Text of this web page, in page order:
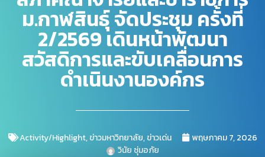
ม.กาฬสินธุ์ จัดประชุม ครั้งที่
2/2569 เดินหน้าพัฒนา
สวัสดิการและขับเคลื่อนการ
ดำเนินงานองค์กร
Activity/Highlight,ข่าวมหาวิทยาลัย,ข่าวเด่น
พฤษภาคม 7, 2026
วินัย ชุ่มอภัย